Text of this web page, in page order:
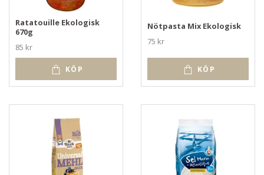
Ratatouille Ekologisk
670g
85 kr
KÖP
Nötpasta Mix Ekologisk
75 kr
KÖP